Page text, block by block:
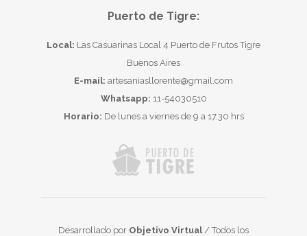
Puerto de Tigre:
Local: Las Casuarinas Local 4 Puerto de Frutos Tigre
Buenos Aires
E-mail: artesaniasllorente@gmail.com
Whatsapp: 11-54030510
Horario: De lunes a viernes de 9 a 17.30 hrs
Desarrollado por Objetivo Virtual/ Todos los